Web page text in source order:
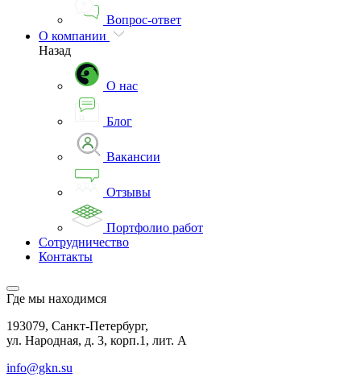
Вопрос-ответ
О компании
Назад
О нас
Блог
Вакансии
Отзывы
Портфолио работ
Сотрудничество
Контакты
Где мы находимся
193079, Санкт-Петербург,
ул. Народная, д. 3, корп.1, лит. А
info@gkn.su